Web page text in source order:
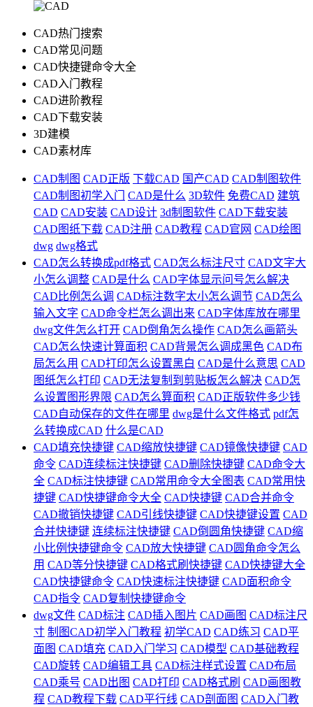
CAD热门搜索
CAD常见问题
CAD快捷键命令大全
CAD入门教程
CAD进阶教程
CAD下载安装
3D建模
CAD素材库
CAD制图 CAD正版 下载CAD 国产CAD CAD制图软件
CAD制图初学入门
CAD是什么 3D软件 免费CAD 建筑
CAD CAD安装 CAD设计 3d制图软件 CAD下载安装
CAD图纸下载 CAD注册 CAD教程 CAD官网 CAD绘图
dwg dwg格式
CAD怎么转换成pdf格式 CAD怎么标注尺寸 CAD文字大
小怎么调整 CAD是什么 CAD字体显示问号怎么解决
CAD比例怎么调 CAD标注数字太小怎么调节 CAD怎么
输入文字 CAD命令栏怎么调出来 CAD字体库放在哪里
dwg文件怎么打开 CAD倒角怎么操作 CAD怎么画箭头
CAD怎么快速计算面积 CAD背景怎么调成黑色 CAD布
局怎么用 CAD打印怎么设置黑白 CAD是什么意思 CAD
图纸怎么打印 CAD无法复制到剪贴板怎么解决 CAD怎
么设置图形界限 CAD怎么算面积 CAD正版软件多少钱
CAD自动保存的文件在哪里 dwg是什么文件格式 pdf怎
么转换成CAD 什么是CAD
CAD填充快捷键 CAD缩放快捷键 CAD镜像快捷键 CAD
命令 CAD连续标注快捷键 CAD删除快捷键 CAD命令大
全 CAD标注快捷键 CAD常用命令大全图表 CAD常用快
捷键 CAD快捷键命令大全 CAD快捷键 CAD合并命令
CAD撤销快捷键 CAD引线快捷键 CAD快捷键设置 CAD
合并快捷键 连续标注快捷键 CAD倒圆角快捷键 CAD缩
小比例快捷键命令 CAD放大快捷键 CAD圆角命令怎么
用 CAD等分快捷键 CAD格式刷快捷键 CAD快捷键大全
CAD快捷键命令 CAD快速标注快捷键 CAD面积命令
CAD指令 CAD复制快捷键命令
dwg文件 CAD标注 CAD插入图片 CAD画图 CAD标注尺
寸 制图CAD初学入门教程 初学CAD CAD练习 CAD平
面图 CAD填充 CAD入门学习 CAD模型 CAD基础教程
CAD旋转 CAD编辑工具 CAD标注样式设置 CAD布局
CAD乘号 CAD出图 CAD打印 CAD格式刷 CAD画图教
程 CAD教程下载 CAD平行线 CAD剖面图 CAD入门教